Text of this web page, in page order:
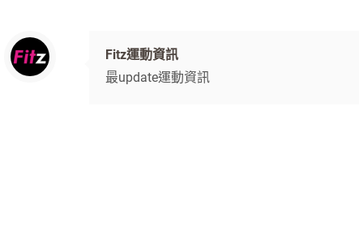
Fitz運動資訊
最update運動資訊